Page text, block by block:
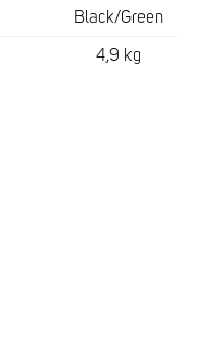
Black/Green
4,9 kg